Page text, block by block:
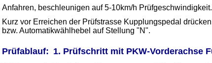
Anfahren, beschleunigen auf 5-10km/h Prüfgeschwindigkeit.
Kurz vor Erreichen der Prüfstrasse Kupplungspedal
bzw. Automatikwählhebel auf Stellung "N".
Prüfablauf: 1. Prüfschritt mit PKW-Vorderachse